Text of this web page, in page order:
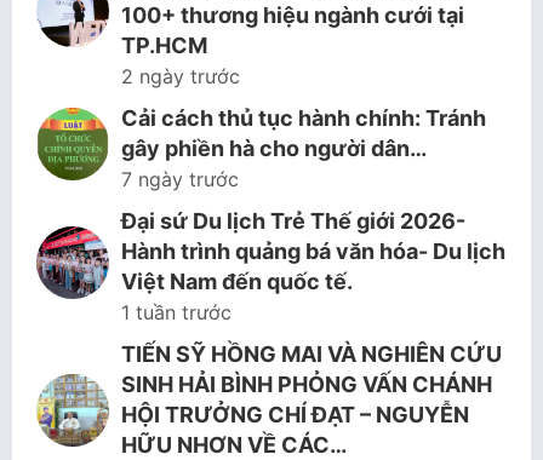
100+ thương hiệu ngành cưới tại
TP.HCM
2 ngày trước
Cải cách thủ tục hành chính: Tránh
gây phiền hà cho người dân…
7 ngày trước
Đại sứ Du lịch Trẻ Thế giới 2026-
Hành trình quảng bá văn hóa- Du lịch
Việt Nam đến quốc tế.
1 tuần trước
TIẾN SỸ HỒNG MAI VÀ NGHIÊN CỨU
SINH HẢI BÌNH PHỎNG VẤN CHÁNH
HỘI TRƯỞNG CHÍ ĐẠT – NGUYỄN
HỮU NHƠN VỀ CÁC…